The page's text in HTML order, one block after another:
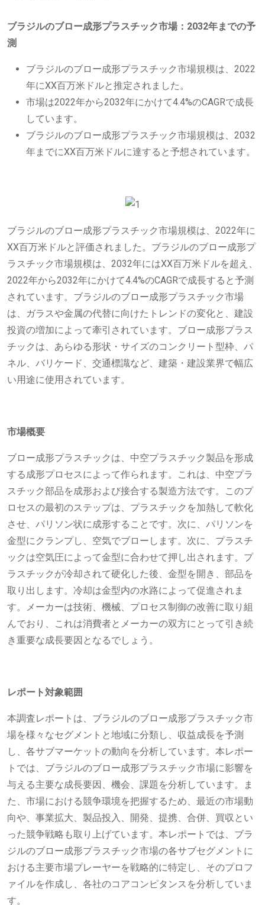
ブラジルのブロー成形プラスチック市場：2032年までの予
測
ブラジルのブロー成形プラスチック市場規模は、2022
年にXX百万米ドルと推定されました。
市場は2022年から2032年にかけて4.4%のCAGRで成長
しています。
ブラジルのブロー成形プラスチック市場規模は、2032
年までにXX百万米ドルに達すると予想されています。
ブラジルのブロー成形プラスチック市場規模は、2022年に
XX百万米ドルと評価されました。ブラジルのブロー成形プ
ラスチック市場規模は、2032年にはXX百万米ドルを超え、
2022年から2032年にかけて4.4%のCAGRで成長すると予測
されています。ブラジルのブロー成形プラスチック市場
は、ガラスや金属の代替に向けたトレンドの変化と、建設
投資の増加によって牽引されています。ブロー成形プラス
チックは、あらゆる形状・サイズのコンクリート型枠、パ
ネル、バリケード、交通標識など、建築・建設業界で幅広
い用途に使用されています。
市場概要
ブロー成形プラスチックは、中空プラスチック製品を形成
する成形プロセスによって作られます。これは、中空プラ
スチック部品を成形および接合する製造方法です。このプ
ロセスの最初のステップは、プラスチックを加熱して軟化
させ、パリソン状に成形することです。次に、パリソンを
金型にクランプし、空気でブローします。次に、プラスチ
ックは空気圧によって金型に合わせて押し出されます。プ
ラスチックが冷却されて硬化した後、金型を開き、部品を
取り出します。冷却は金型内の水路によって促進されま
す。メーカーは技術、機械、プロセス制御の改善に取り組
んでおり、これは消費者とメーカーの双方にとって引き続
き重要な成長要因となるでしょう。
レポート対象範囲
本調査レポートは、ブラジルのブロー成形プラスチック市
場を様々なセグメントと地域に分類し、収益成長を予測
し、各サブマーケットの動向を分析しています。本レポー
トでは、ブラジルのブロー成形プラスチック市場に影響を
与える主要な成長要因、機会、課題を分析しています。ま
た、市場における競争環境を把握するため、最近の市場動
向や、事業拡大、製品投入、開発、提携、合併、買収とい
った競争戦略も取り上げています。本レポートでは、ブラ
ジルのブロー成形プラスチック市場の各サブセグメントに
おける主要市場プレーヤーを戦略的に特定し、そのプロフ
ァイルを作成し、各社のコアコンピタンスを分析していま
す。